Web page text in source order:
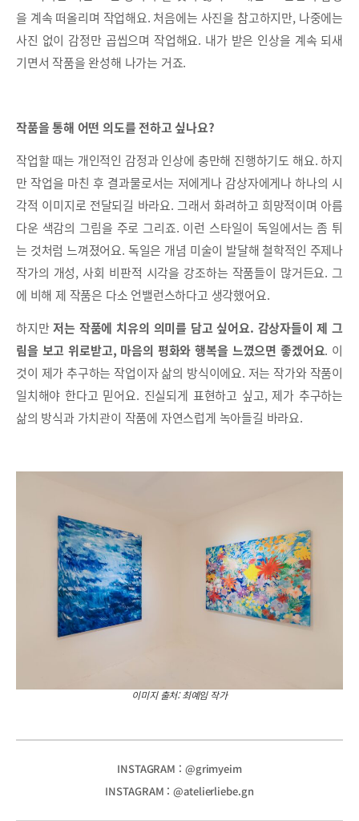
을 계속 떠올리며 작업해요. 처음에는 사진을 참고하지만, 나중에는
사진 없이 감정만 곱씹으며 작업해요. 내가 받은 인상을 계속 되새
기면서 작품을 완성해 나가는 거죠.
작품을 통해 어떤 의도를 전하고 싶나요?
작업할 때는 개인적인 감정과 인상에 충만해 진행하기도 해요. 하지
만 작업을 마친 후 결과물로서는 저에게나 감상자에게나 하나의 시
각적 이미지로 전달되길 바라요. 그래서 화려하고 희망적이며 아름
다운 색감의 그림을 주로 그리죠. 이런 스타일이 독일에서는 좀 튀
는 것처럼 느껴졌어요. 독일은 개념 미술이 발달해 철학적인 주제나
작가의 개성, 사회 비판적 시각을 강조하는 작품들이 많거든요. 그
에 비해 제 작품은 다소 언밸런스하다고 생각했어요.
하지만저는 작품에 치유의 의미를 담고 싶어요. 감상자들이 제 그
림을 보고 위로받고, 마음의 평화와 행복을 느꼈으면 좋겠어요. 이
것이 제가 추구하는 작업이자 삶의 방식이에요. 저는 작가와 작품이
일치해야 한다고 믿어요. 진실되게 표현하고 싶고, 제가 추구하는
삶의 방식과 가치관이 작품에 자연스럽게 녹아들길 바라요.
이미지 출처: 최예임 작가
INSTAGRAM : @grimyeim
INSTAGRAM : @atelierliebe.gn